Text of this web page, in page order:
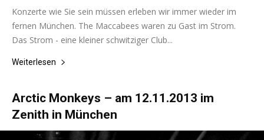
Konzerte wie Sie sein müssen erleben wir immer wieder im
fernen München. The Maccabees waren zu Gast im Strom.
Das Strom - eine kleiner schwitziger Club...
Weiterlesen
Arctic Monkeys – am 12.11.2013 im
Zenith in München